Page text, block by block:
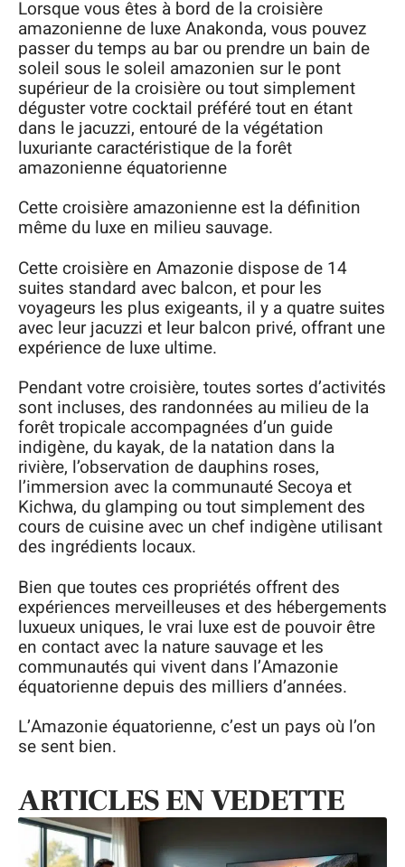
Lorsque vous êtes à bord de la croisière
amazonienne de luxe Anakonda, vous pouvez
passer du temps au bar ou prendre un bain de
soleil sous le soleil amazonien sur le pont
supérieur de la croisière ou tout simplement
déguster votre cocktail préféré tout en étant
dans le jacuzzi, entouré de la végétation
luxuriante caractéristique de la forêt
amazonienne équatorienne
Cette croisière amazonienne est la définition
même du luxe en milieu sauvage.
Cette croisière en Amazonie dispose de 14
suites standard avec balcon, et pour les
voyageurs les plus exigeants, il y a quatre suites
avec leur jacuzzi et leur balcon privé, offrant une
expérience de luxe ultime.
Pendant votre croisière, toutes sortes d’activités
sont incluses, des randonnées au milieu de la
forêt tropicale accompagnées d’un guide
indigène, du kayak, de la natation dans la
rivière, l’observation de dauphins roses,
l’immersion avec la communauté Secoya et
Kichwa, du glamping ou tout simplement des
cours de cuisine avec un chef indigène utilisant
des ingrédients locaux.
Bien que toutes ces propriétés offrent des
expériences merveilleuses et des hébergements
luxueux uniques, le vrai luxe est de pouvoir être
en contact avec la nature sauvage et les
communautés qui vivent dans l’Amazonie
équatorienne depuis des milliers d’années.
L’Amazonie équatorienne, c’est un pays où l’on
se sent bien.
ARTICLES EN VEDETTE